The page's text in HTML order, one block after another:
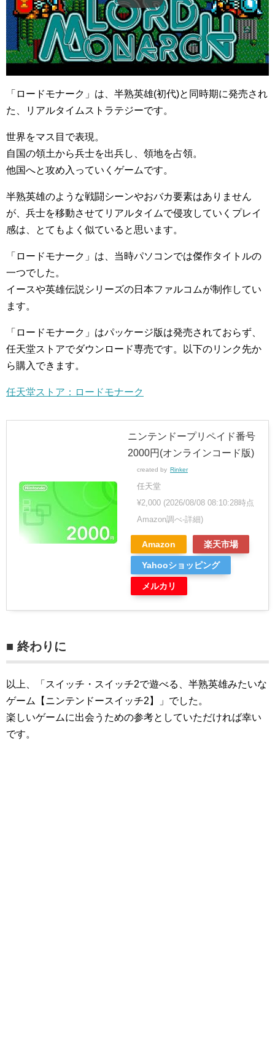
「ロードモナーク」は、半熟英雄(初代)と同時期に発売され
た、リアルタイムストラテジーです。
世界をマス目で表現。
自国の領土から兵士を出兵し、領地を占領。
他国へと攻め入っていくゲームです。
半熟英雄のような戦闘シーンやおバカ要素はありません
が、兵士を移動させてリアルタイムで侵攻していくプレイ
感は、とてもよく似ていると思います。
「ロードモナーク」は、当時パソコンでは傑作タイトルの
一つでした。
イースや英雄伝説シリーズの日本ファルコムが制作してい
ます。
「ロードモナーク」はパッケージ版は発売されておらず、
任天堂ストアでダウンロード専売です。以下のリンク先か
ら購入できます。
任天堂ストア：ロードモナーク
ニンテンドープリペイド番号
2000円(オンラインコード版)
created by Rinker
任天堂
¥2,000 (2026/08/08 08:10:28時点
Amazon調べ-詳細)
Amazon 楽天市場
Yahooショッピング
メルカリ
■ 終わりに
以上、「スイッチ・スイッチ2で遊べる、半熟英雄みたいな
ゲーム【ニンテンドースイッチ2】」でした。
楽しいゲームに出会うための参考としていただければ幸い
です。